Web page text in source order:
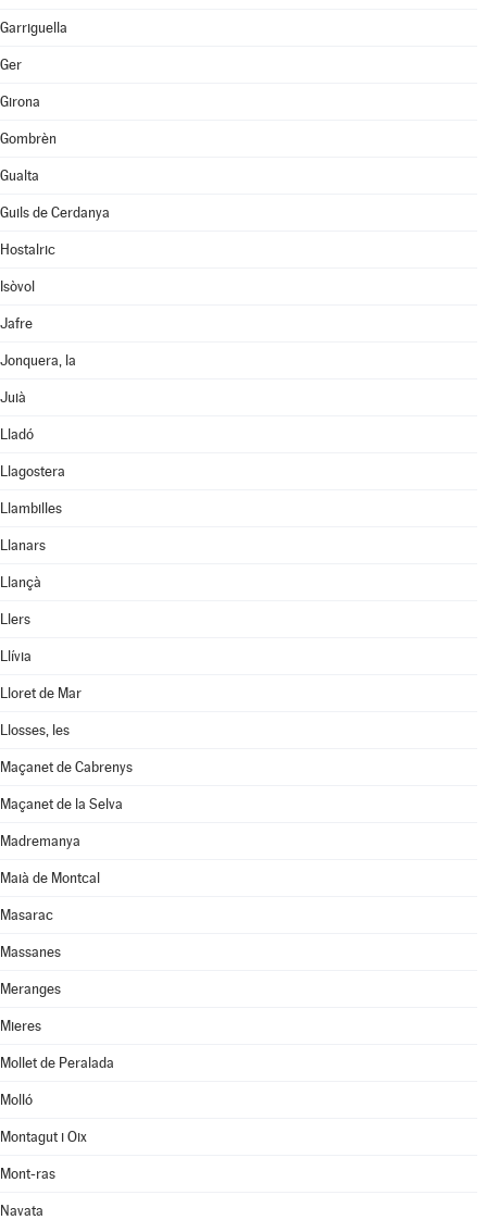
Garriguella
Ger
Girona
Gombrèn
Gualta
Guils de Cerdanya
Hostalric
Isòvol
Jafre
Jonquera, la
Juià
Lladó
Llagostera
Llambilles
Llanars
Llançà
Llers
Llívia
Lloret de Mar
Llosses, les
Maçanet de Cabrenys
Maçanet de la Selva
Madremanya
Maià de Montcal
Masarac
Massanes
Meranges
Mieres
Mollet de Peralada
Molló
Montagut i Oix
Mont-ras
Navata